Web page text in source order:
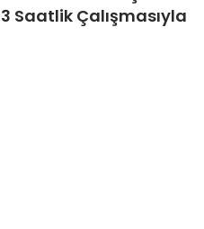
Saatlik Çalışmasıyla